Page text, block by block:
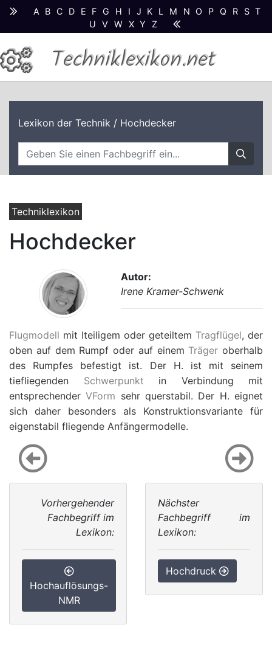
A B C D E F G H I J K L M N O P Q R S T
U
V W X Y Z
Techniklexikon.net
Lexikon der Technik / Hochdecker
Techniklexikon
Hochdecker
Autor:
Irene Kramer-Schwenk
Flugmodell mit Iteiligem oder geteiltem Tragflügel, der
oben auf dem Rumpf oder auf einem Träger oberhalb
des Rumpfes befestigt ist. Der H. ist mit seinem
tiefliegenden Schwerpunkt in Verbindung mit
entsprechenderVForm sehr querstabil. Der H. eignet
sich daher besonders als Konstruktionsvariante für
eigenstabil fliegende Anfängermodelle.
Vorhergehender
Fachbegriff im
Lexikon:
Hochauflösungs-
NMR
Nächster
Fachbegriff im
Lexikon:
Hochdruck